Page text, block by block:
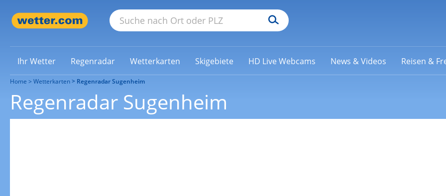
Ihr Wetter Regenradar Wetterkarten Skigebiete HD Live Webcams News & Videos Reisen &
Home Wetterkarten Regenradar Sugenheim
Regenradar Sugenheim